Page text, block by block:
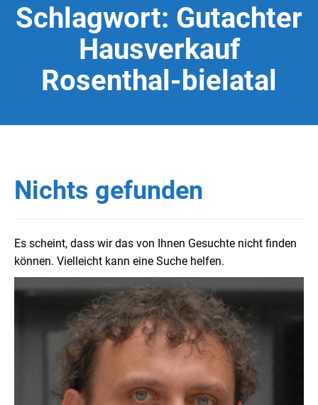
Schlagwort: Gutachter
Hausverkauf
Rosenthal-bielatal
Nichts gefunden
Es scheint, dass wir das von Ihnen Gesuchte nicht finden
können. Vielleicht kann eine Suche helfen.